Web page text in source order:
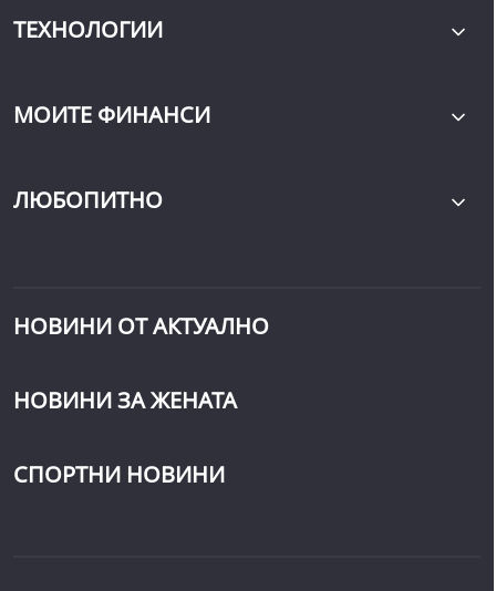
ТЕХНОЛОГИИ
МОИТЕ ФИНАНСИ
ЛЮБОПИТНО
НОВИНИ ОТ АКТУАЛНО
НОВИНИ ЗА ЖЕНАТА
СПОРТНИ НОВИНИ